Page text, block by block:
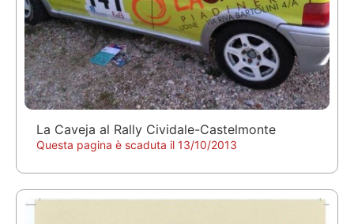
La Caveja al Rally Cividale-Castelmonte
Questa pagina è scaduta il 13/10/2013